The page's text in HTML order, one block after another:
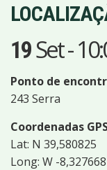
19Set-
Ponto de
243 Serra
Coordenadas
Lat: N 39,580825
Long: W -8,327668